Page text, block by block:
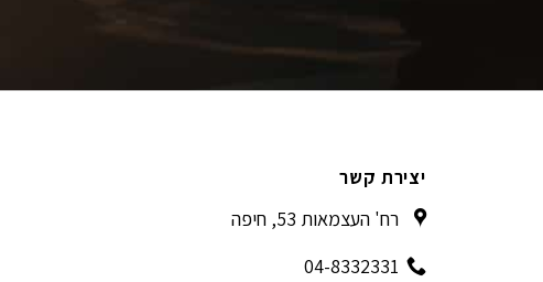
יצירת קשר
רח' העצמאות 53, חיפה
04-8332331